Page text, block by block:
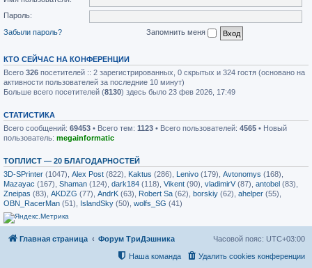
Пароль:
Забыли пароль?
Запомнить меня
КТО СЕЙЧАС НА КОНФЕРЕНЦИИ
Всего 326 посетителей :: 2 зарегистрированных, 0 скрытых и 324 гостя (основано на
активности пользователей за последние 10 минут)
Больше всего посетителей (8130) здесь было 23 фев 2026, 17:49
СТАТИСТИКА
Всего сообщений: 69453 • Всего тем: 1123 • Всего пользователей: 4565 • Новый
пользователь: megainformatic
ТОПЛИСТ — 20 БЛАГОДАРНОСТЕЙ
3D-SPrinter (1047), Alex Post (822), Kaktus (286), Lenivo (179), Avtonomys (168),
Mazayac (167), Shaman (124), dark184 (118), Vikent (90), vladimirV(87), antobel (83),
Zneipas (83), AKDZG (77), AndrK (63), Robert Sa (62), borskiy (62), ahelper (55),
OBN_RacerMan (51), IslandSky (50), wolfs_SG (41)
Главная страница Форум ТриДэшника Часовой пояс: UTC+03:00
Удалить cookies конференции
Наша команда